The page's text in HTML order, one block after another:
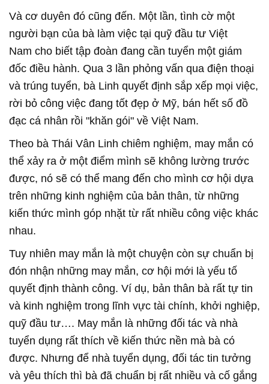
Và cơ duyên đó cũng đến. Một lần, tình cờ một
người bạn của bà làm việc tại quỹ đầu tư Việt
Nam cho biết tập đoàn đang cần tuyển một giám
đốc điều hành. Qua 3 lần phỏng vấn qua điện thoại
và trúng tuyển, bà Linh quyết định sắp xếp mọi việc,
rời bỏ công việc đang tốt đẹp ở Mỹ, bán hết số đồ
đạc cá nhân rồi "khăn gói" về Việt Nam.
Theo bà Thái Vân Linh chiêm nghiệm, may mắn có
thể xảy ra ở một điểm mình sẽ không lường trước
được, nó sẽ có thể mang đến cho mình cơ hội dựa
trên những kinh nghiệm của bản thân, từ những
kiến thức mình góp nhặt từ rất nhiều công việc khác
nhau.
Tuy nhiên may mắn là một chuyện còn sự chuẩn bị
đón nhận những may mắn, cơ hội mới là yếu tố
quyết định thành công. Ví dụ, bản thân bà rất tự tin
và kinh nghiệm trong lĩnh vực tài chính, khởi nghiệp,
quỹ đầu tư…. May mắn là những đối tác và nhà
tuyển dụng rất thích về kiến thức nền mà bà có
được. Nhưng để nhà tuyển dụng, đối tác tin tưởng
và yêu thích thì bà đã chuẩn bị rất nhiều và cố gắng